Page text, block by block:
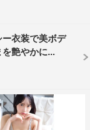
衣装で美ボデ
艶やかに...